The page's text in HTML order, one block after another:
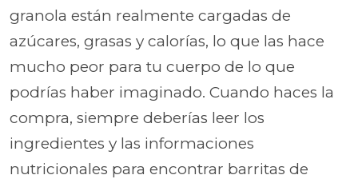
granola están realmente cargadas de
azúcares, grasas y calorías, lo que las hace
mucho peor para tu cuerpo de lo que
podrías haber imaginado. Cuando haces la
compra, siempre deberías leer los
ingredientes y las informaciones
nutricionales para encontrar barritas de